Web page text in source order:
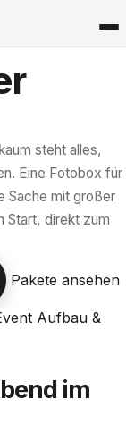
steht alles,
Eine Fotobox für
Sache mit großer
Start, direkt zum
Pakete ansehen
Aufbau &
im